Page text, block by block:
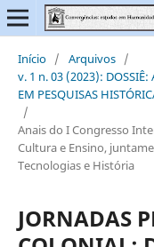
Início / Arquivos /
v. 1 n. 03 (2023): DOSSIÊ:
EM PESQUISAS
/
Anais do I Congresso
Cultura e Ensino,
Tecnologias e História
JORNADAS